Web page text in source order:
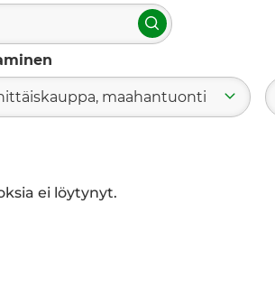
Hae
maahantuonti
ei löytynyt.